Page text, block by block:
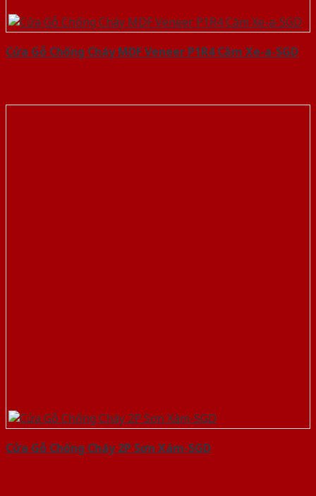
Cửa Gỗ Chống Cháy MDF Veneer P1R4 Căm Xe-a-SGD
Cửa Gỗ Chống Cháy 2P Sơn Xám-SGD